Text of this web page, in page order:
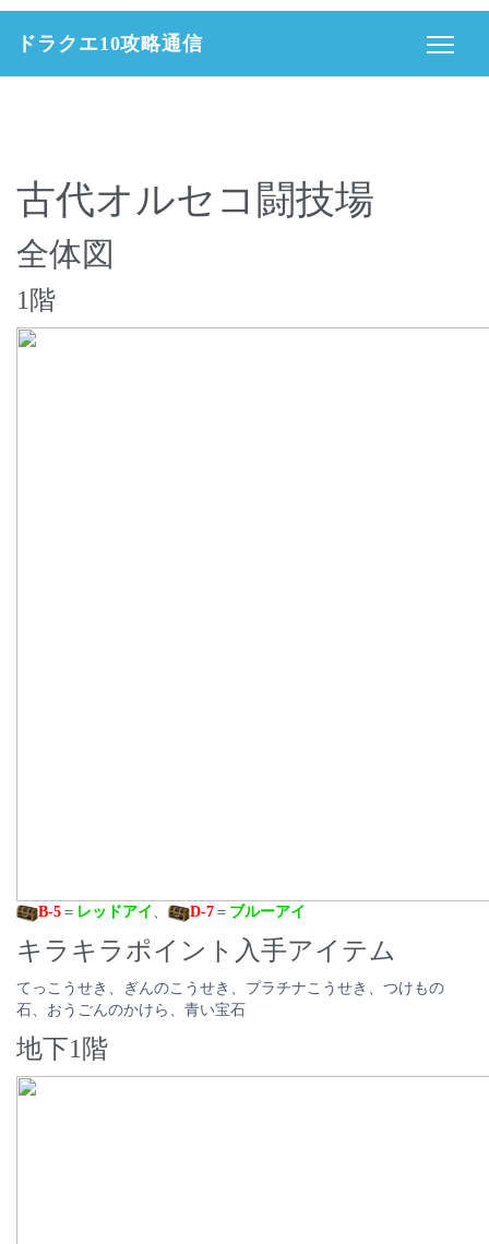
ドラクエ10攻略通信
古代オルセコ闘技場
全体図
1階
B-5 ＝ レッドアイ 、 D-7 ＝ ブルーアイ
キラキラポイント入手アイテム
てっこうせき、ぎんのこうせき、プラチナこうせき、つけもの
石、おうごんのかけら、青い宝石
地下1階